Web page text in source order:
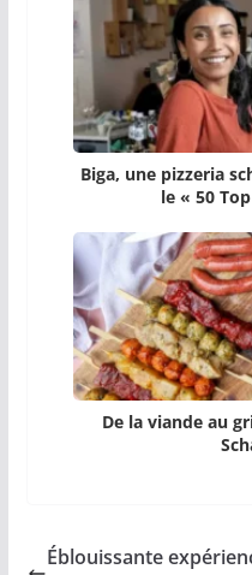
Biga, une pizzeria
le « 50
De la viande au
Éblouissante